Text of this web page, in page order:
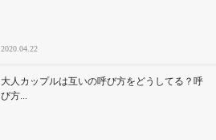
2020.04.22
大人カップルは互いの呼び方をどうしてる？呼
び方...